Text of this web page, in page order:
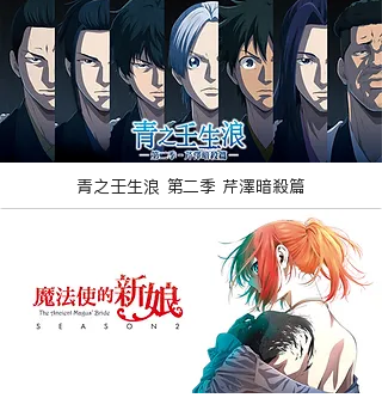
青之壬生浪 第二季 芹澤暗殺篇